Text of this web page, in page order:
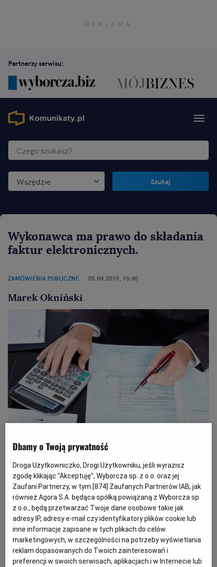
Partnerzy serwisu:
Wszędzie Szukaj
Wykonawca ma prawo do składania
faktur elektronicznych.
ZAMÓWIENIA PUBLICZNE 05.04.2019, 16:40
Marek Okniński
Dokumenty elektroniczne(fot.Shutterstock)
Zdniem 18 kwietnia 2019 roku wchodzi w
życie ustawa o elektronicznym
fakturowaniu w zamówieniach
publicznych, koncesjach na roboty
budowlane lub usługi oraz partnerstwie
publiczno - prywatnym[1].
Dbamy o Twoją prywatność
Droga Użytkowniczko, Drogi Użytkowniku, jeśli wyrazisz
zgodę klikając "Akceptuję", Wyborcza sp. z o.o. oraz jej
Zaufani Partnerzy, w tym [874] Zaufanych Partnerów IAB, jak
również Agora S.A. będąca spółką powiązaną z Wyborcza sp.
z o.o., będą przetwarzać Twoje dane osobowe takie jak
adresy IP, adresy e-mail czy identyfikatory plików cookie lub
inne informacje zapisane w tych plikach do celów
marketingowych, w szczególności na potrzeby wyświetlania
reklam dopasowanych do Twoich zainteresowań i
preferencji w swoich serwisach, aplikacjach i w Internecie lub